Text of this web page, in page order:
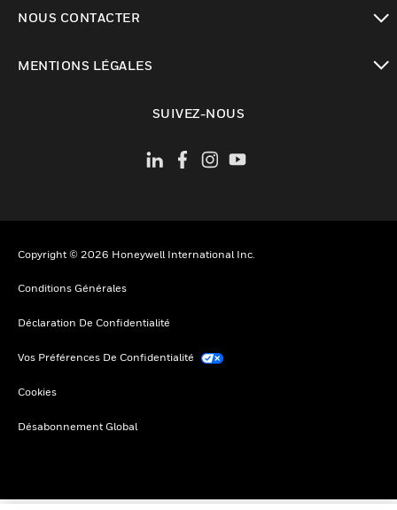
NOUS CONTACTER
MENTIONS LÉGALES
SUIVEZ-NOUS
Copyright © 2026 Honeywell International Inc.
Conditions Générales
Déclaration De Confidentialité
Vos Préférences De Confidentialité
Cookies
Désabonnement Global